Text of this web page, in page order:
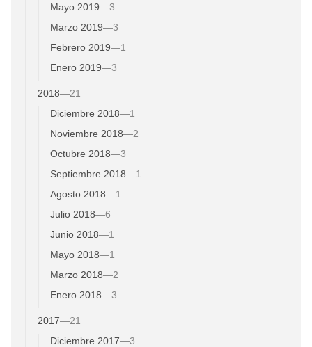
Mayo 2019—3
Marzo 2019—3
Febrero 2019—1
Enero 2019—3
2018—21
Diciembre 2018—1
Noviembre 2018—2
Octubre 2018—3
Septiembre 2018—1
Agosto 2018—1
Julio 2018—6
Junio 2018—1
Mayo 2018—1
Marzo 2018—2
Enero 2018—3
2017—21
Diciembre 2017—3